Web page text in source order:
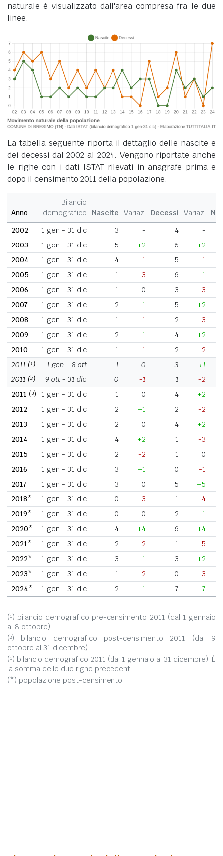
naturale è visualizzato dall'area compresa fra le due
linee.
La tabella seguente riporta il dettaglio delle nascite e
dei decessi dal 2002 al 2024. Vengono riportate anche
le righe con i dati ISTAT rilevati in anagrafe prima e
dopo il censimento 2011 della popolazione.
Anno
Bilancio
demografico
Nascite Variaz. Decessi Variaz.
2002
1 gen - 31 dic 3 - 4
-
2003
1 gen - 31 dic 5 +2 6
+2
2004
1 gen - 31 dic 4 -1 5
-1
2005
1 gen - 31 dic 1 -3 6
+1
2006
1 gen - 31 dic 1 0 3
-3
2007
1 gen - 31 dic 2 +1 5
+2
2008
1 gen - 31 dic 1 -1 2
-3
2009
1 gen - 31 dic 2 +1 4
+2
2010
1 gen - 31 dic 1 -1 2
-2
2011 (¹) 1 gen - 8 ott 1 0 3
+1
2011 (²) 9 ott - 31 dic 0 -1 1
-2
2011 (³) 1 gen - 31 dic 1 0 4
+2
2012
1 gen - 31 dic 2 +1 2
-2
2013
1 gen - 31 dic 2 0 4
+2
2014
1 gen - 31 dic 4 +2 1
-3
2015
1 gen - 31 dic 2 -2 1
0
2016
1 gen - 31 dic 3 +1 0
-1
2017
1 gen - 31 dic 3 0 5
+5
2018*
1 gen - 31 dic 0 -3 1
-4
2019*
1 gen - 31 dic 0 0 2
+1
2020*
1 gen - 31 dic 4 +4 6
+4
2021*
1 gen - 31 dic 2 -2 1
-5
2022*
1 gen - 31 dic 3 +1 3
+2
2023*
1 gen - 31 dic 1 -2 0
-3
2024*
1 gen - 31 dic 2 +1 7 +7
(¹) bilancio demografico pre-censimento 2011 (dal 1 gennaio
al 8 ottobre)
(²) bilancio demografico post-censimento 2011 (dal 9
ottobre al 31 dicembre)
(³) bilancio demografico 2011 (dal 1 gennaio al 31 dicembre). È
la somma delle due righe precedenti
(*) popolazione post-censimento